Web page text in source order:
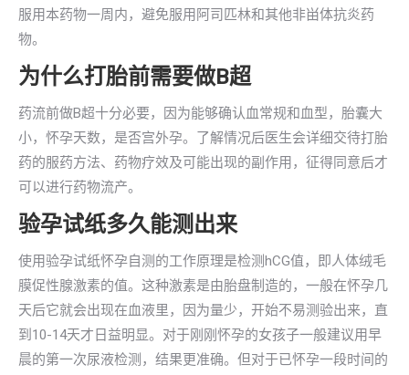
服用本药物一周内，避免服用阿司匹林和其他非畄体抗炎药
物。
为什么打胎前需要做B超
药流前做B超十分必要，因为能够确认血常规和血型，胎囊大
小，怀孕天数，是否宫外孕。了解情况后医生会详细交待打胎
药的服药方法、药物疗效及可能出现的副作用，征得同意后才
可以进行药物流产。
验孕试纸多久能测出来
使用验孕试纸怀孕自测的工作原理是检测hCG值，即人体绒毛
膜促性腺激素的值。这种激素是由胎盘制造的，一般在怀孕几
天后它就会出现在血液里，因为量少，开始不易测验出来，直
到10-14天才日益明显。对于刚刚怀孕的女孩子一般建议用早
晨的第一次尿液检测，结果更准确。但对于已怀孕一段时间的